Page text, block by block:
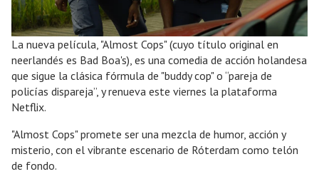
La nueva película, "Almost Cops" (cuyo título original en
neerlandés es Bad Boa's), es una comedia de acción holandesa
que sigue la clásica fórmula de "buddy cop" o “pareja de
policías dispareja”, y renueva este viernes la plataforma
Netflix.
"Almost Cops" promete ser una mezcla de humor, acción y
misterio, con el vibrante escenario de Róterdam como telón
de fondo.